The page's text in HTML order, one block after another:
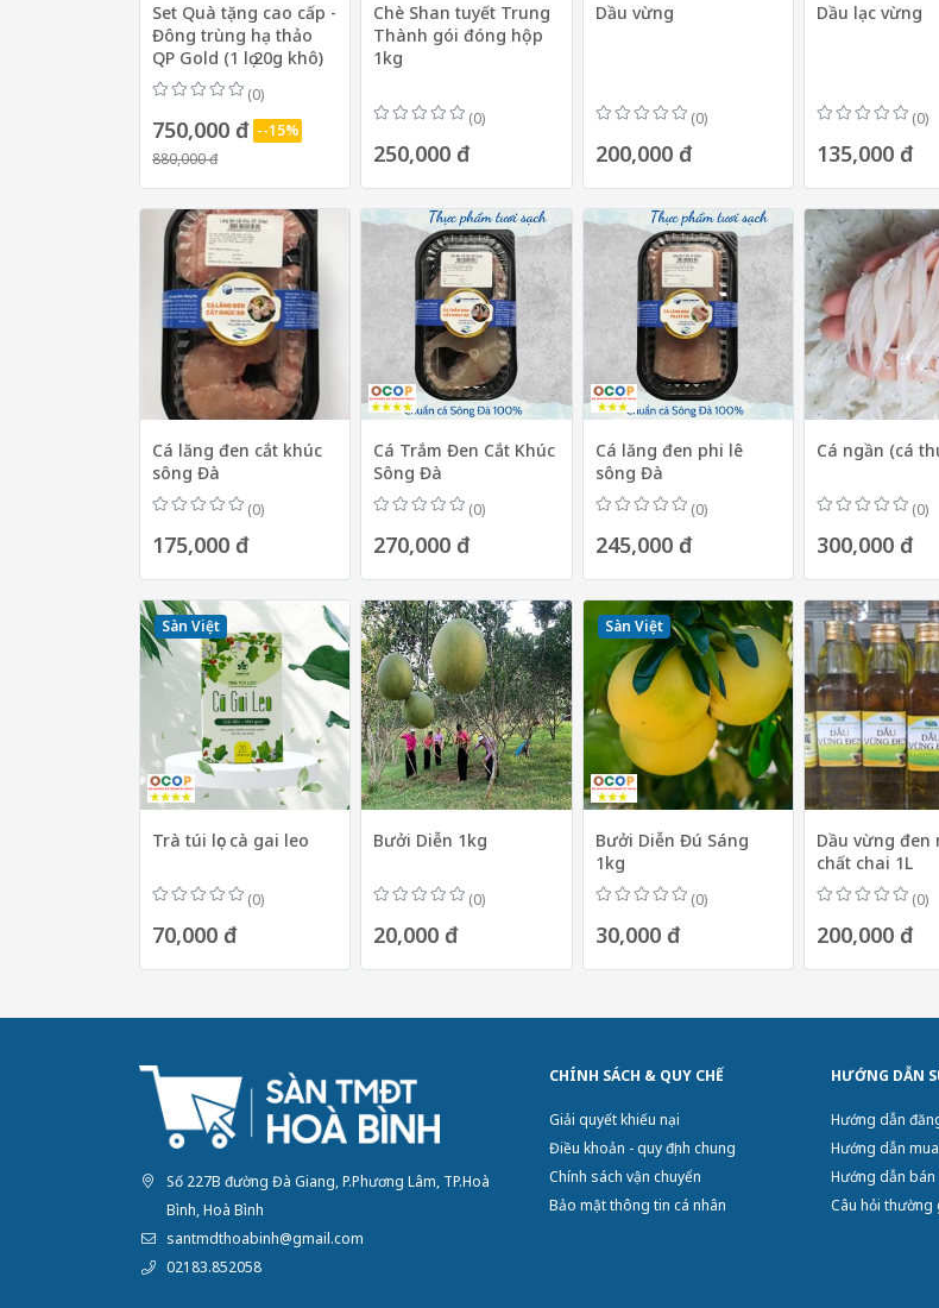
Set Quà tặng cao cấp -
Đông trùng hạ thảo
QP Gold (1 lọ 20g khô)
(0)
750,000 đ --15%
880,000 đ
Chè Shan tuyết Trung
Thành gói đóng hộp
1kg
(0)
250,000 đ
Dầu vừng
(0)
200,000 đ
Dầu lạc vừng
(0)
135,000 đ
Cá lăng đen cắt khúc
sông Đà
(0)
175,000 đ
Cá Trắm Đen Cắt Khúc
Sông Đà
(0)
270,000 đ
Cá lăng đen phi lê
sông Đà
(0)
245,000 đ
Cá ngần (cá
(0)
300,000 đ
Sàn Việt
Trà túi lọc cà gai leo
(0)
70,000 đ
Bưởi Diễn 1kg
(0)
20,000 đ
Sàn Việt
Bưởi Diễn Đú Sáng
1kg
(0)
30,000 đ
Dầu vừng đen
chất chai 1L
(0)
200,000 đ
Số 227B đường Đà Giang, P.Phương Lâm, TP.Hoà
Bình, Hoà Bình
santmdthoabinh@gmail.com
02183.852058
CHÍNH SÁCH & QUY CHẾ
Giải quyết khiếu nại
Điều khoản - quy định chung
Chính sách vận chuyển
Bảo mật thông tin cá nhân
HƯỚNG DẪN
Hướng dẫn
Hướng dẫn
Hướng dẫn bán
Câu hỏi thường